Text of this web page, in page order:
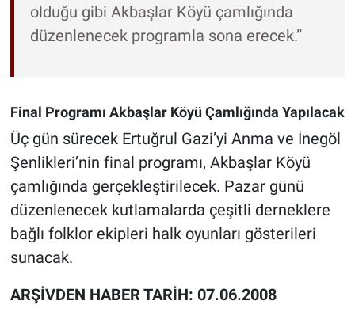
olduğu gibi Akbaşlar Köyü çamlığında
düzenlenecek programla sona erecek.”
Final Programı Akbaşlar Köyü Çamlığında Yapılacak
Üç gün sürecek Ertuğrul Gazi’yi Anma ve İnegöl
Şenlikleri’nin final programı, Akbaşlar Köyü
çamlığında gerçekleştirilecek. Pazar günü
düzenlenecek kutlamalarda çeşitli derneklere
bağlı folklor ekipleri halk oyunları gösterileri
sunacak.
ARŞİVDEN HABER TARİH: 07.06.2008